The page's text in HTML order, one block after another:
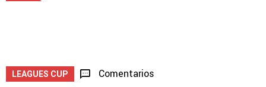
LEAGUES CUP Comentarios